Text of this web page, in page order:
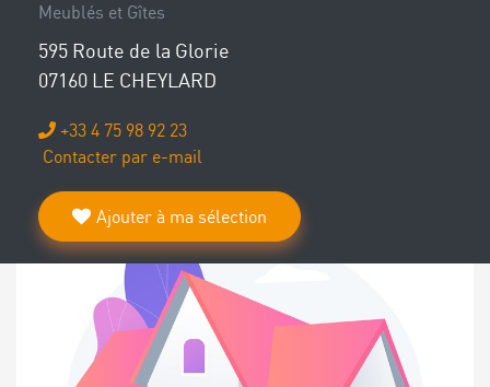
Meublés et Gîtes
595 Route de la Glorie
07160 LE CHEYLARD
+33 4 75 98 92 23
Contacter par e-mail
Ajouter à ma sélection